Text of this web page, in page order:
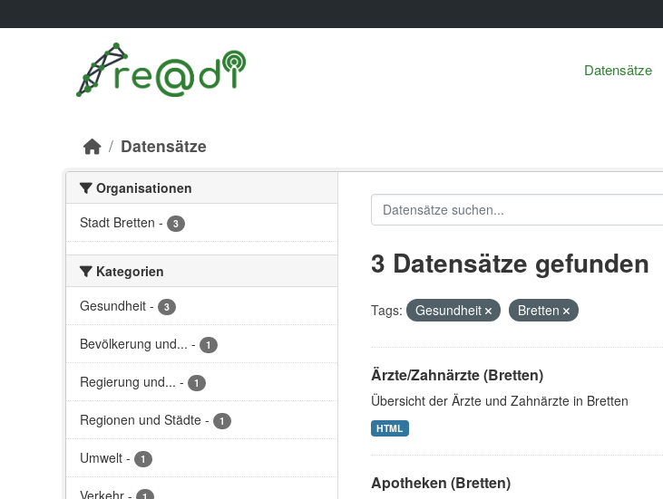
Datensätze
Datensätze
Organisationen
Stadt Bretten - 3
Kategorien
Gesundheit - 3
Bevölkerung und... - 1
Regierung und... - 1
Regionen und Städte - 1
Umwelt - 1
Verkehr -
3 Datensätze gefunden
Tags: Gesundheit Bretten
Ärzte/Zahnärzte (Bretten)
Übersicht der Ärzte und Zahnärzte in Bretten
HTML
Apotheken (Bretten)